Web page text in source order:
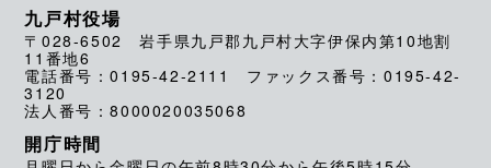
九戸村役場
〒028-6502 岩手県九戸郡九戸村大字伊保内第10地割
11番地6
電話番号：0195-42-2111 ファックス番号：0195-42-
3120
法人番号：8000020035068
開庁時間